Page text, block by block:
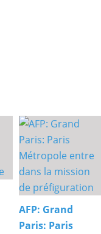
AFP: Grand
Paris: Paris